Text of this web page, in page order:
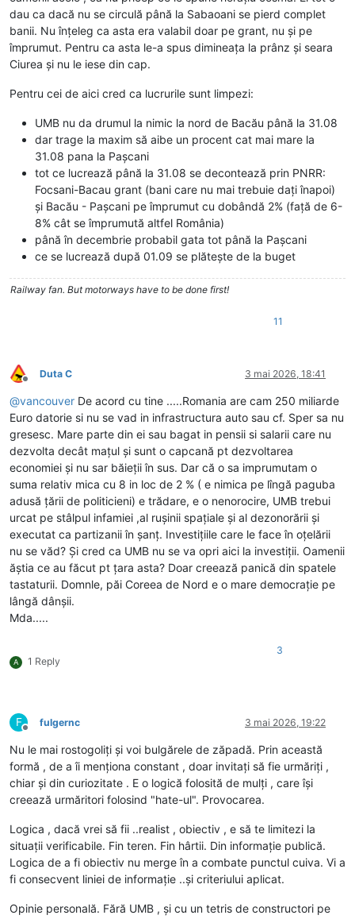
dau ca dacă nu se circulă până la Sabaoani se pierd complet
banii. Nu înțeleg ca asta era valabil doar pe grant, nu și pe
împrumut. Pentru ca asta le-a spus dimineața la prânz și seara
Ciurea și nu le iese din cap.
Pentru cei de aici cred ca lucrurile sunt limpezi:
UMB nu da drumul la nimic la nord de Bacău până la 31.08
dar trage la maxim să aibe un procent cat mai mare la
31.08 pana la Pașcani
tot ce lucrează până la 31.08 se decontează prin PNRR:
Focsani-Bacau grant (bani care nu mai trebuie dați înapoi)
și Bacău - Pașcani pe împrumut cu dobândă 2% (față de 6-
8% cât se împrumută altfel România)
până în decembrie probabil gata tot până la Pașcani
ce se lucrează după 01.09 se plătește de la buget
Railway fan. But motorways have to be done first!
11
Deconectat
Duta C 3 mai 2026, 18:41
@vancouver De acord cu tine .....Romania are cam 250 miliarde
Euro datorie si nu se vad in infrastructura auto sau cf. Sper sa nu
gresesc. Mare parte din ei sau bagat in pensii si salarii care nu
dezvolta decât mațul și sunt o capcană pt dezvoltarea
economiei și nu sar băieții în sus. Dar că o sa imprumutam o
suma relativ mica cu 8 in loc de 2 % ( e nimica pe lîngă paguba
adusă țării de politicieni) e trădare, e o nenorocire, UMB trebui
urcat pe stâlpul infamiei ,al rușinii spațiale și al dezonorării și
executat ca partizanii în șanț. Investițiile care le face în oțelării
nu se văd? Și cred ca UMB nu se va opri aici la investiții. Oamenii
ăștia ce au făcut pt țara asta? Doar creează panică din spatele
tastaturii. Domnle, păi Coreea de Nord e o mare democrație pe
lângă dânșii.
Mda.....
A 1 Reply
3
F
Deconectat
fulgernc 3 mai 2026, 19:22
Nu le mai rostogoliți și voi bulgărele de zăpadă. Prin această
formă , de a îi menționa constant , doar invitați să fie urmăriți ,
chiar și din curiozitate . E o logică folosită de mulți , care își
creează urmăritori folosind "hate-ul". Provocarea.
Logica , dacă vrei să fii ..realist , obiectiv , e să te limitezi la
situații verificabile. Fin teren. Fin hârtii. Din informație publică.
Logica de a fi obiectiv nu merge în a combate punctul cuiva. Vi a
fi consecvent liniei de informație ..și criteriului aplicat.
Opinie personală. Fără UMB , și cu un tetris de constructori pe